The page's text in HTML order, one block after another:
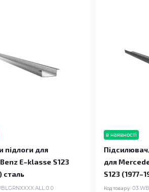
підлоги для
E–klasse S123
сталь
в наявності
для
S123
Код товару: